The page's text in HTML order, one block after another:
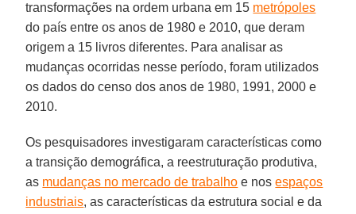
transformações na ordem urbana em 15 metrópoles
do país entre os anos de 1980 e 2010, que deram
origem a 15 livros diferentes. Para analisar as
mudanças ocorridas nesse período, foram utilizados
os dados do censo dos anos de 1980, 1991, 2000 e
2010.
Os pesquisadores investigaram características como
a transição demográfica, a reestruturação produtiva,
as mudanças no mercado de trabalho e nosespaços
industriais, as características da estrutura social e da